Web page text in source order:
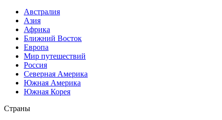
Австралия
Азия
Африка
Ближний Восток
Европа
Мир путешествий
Россия
Северная Америка
Южная Америка
Южная Корея
Страны